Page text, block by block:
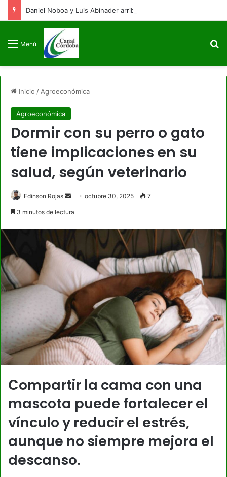
Menú
Inicio / Agroeconómica
Agroeconómica
Dormir con su perro o gato
tiene implicaciones en su
salud, según veterinario
Edinson Rojas
Sendoctubre 30, 2025 7
3 minutos de lectura
Compartir la cama con una
mascota puede fortalecer el
vínculo y reducir el estrés,
aunque no siempre mejora el
descanso.